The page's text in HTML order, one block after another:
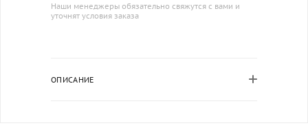
Наши менеджеры обязательно свяжутся с вами и
уточнят условия заказа
ОПИСАНИЕ